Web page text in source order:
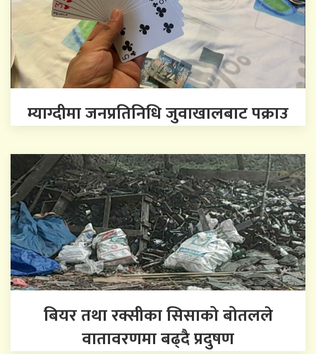
म्याग्दीमा जनप्रतिनिधि जुवाखालबाट पक्राउ
बियर तथा रक्सीका सिसाको बोतलले
वातावरणमा बढ्दै प्रदुषण